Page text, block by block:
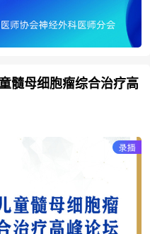
髓母细胞瘤综合治疗高